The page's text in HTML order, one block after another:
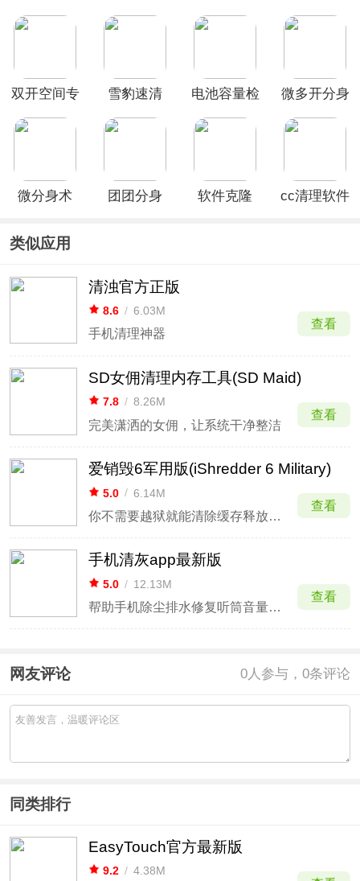
双开空间专
(DualSpace
雪豹速清
电池容量检
微多开分身
微分身术
团团分身
软件克隆
cc清理软件
类似应用
清浊官方正版
8.6 / 6.03M
手机清理神器
查看
SD女佣清理内存工具(SD Maid)
7.8 / 8.26M
完美潇洒的女佣，让系统干净整洁
查看
爱销毁6军用版(iShredder 6 Military)
5.0 / 6.14M
你不需要越狱就能清除缓存释放空间，为设备扩容
查看
手机清灰app最新版
5.0 / 12.13M
帮助手机除尘排水修复听筒音量的多功能App
查看
网友评论 0人参与，0条评论
同类排行
EasyTouch官方最新版
9.2 / 4.38M